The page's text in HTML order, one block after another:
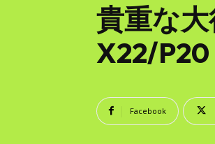
貴重な
X22/P20
Facebook